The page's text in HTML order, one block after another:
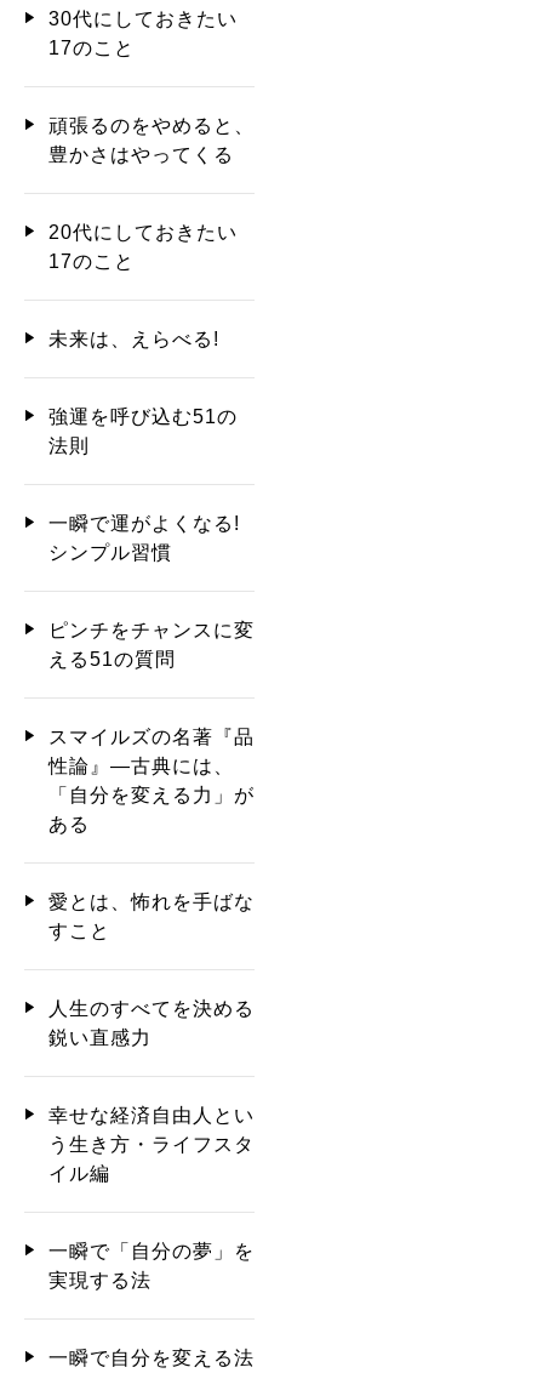
30代にしておきたい
17のこと
頑張るのをやめると、
豊かさはやってくる
20代にしておきたい
17のこと
未来は、えらべる!
強運を呼び込む51の
法則
一瞬で運がよくなる!
シンプル習慣
ピンチをチャンスに変
える51の質問
スマイルズの名著『品
性論』―古典には、
「自分を変える力」が
ある
愛とは、怖れを手ばな
すこと
人生のすべてを決める
鋭い直感力
幸せな経済自由人とい
う生き方・ライフスタ
イル編
一瞬で「自分の夢」を
実現する法
一瞬で自分を変える法